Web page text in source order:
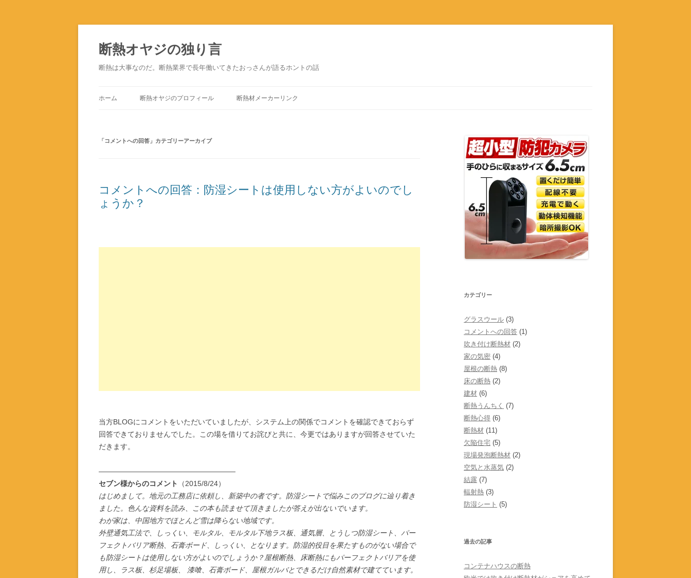
断熱オヤジの独り言
断熱は大事なのだ。断熱業界で長年働いてきたおっさんが語るホントの話
ホーム 断熱オヤジのプロフィール 断熱材メーカーリンク
「コメントへの回答 」カテゴリーアーカイブ
コメントへの回答：防湿シートは使用しない方がよいのでし
ょうか？
当方BLOGにコメントをいただいていましたが、システム上の関係でコメントを確認できておらず
回答できておりませんでした。この場を借りてお詫びと共に、今更ではありますが回答させていた
だきます。
———————————————————
セブン様からのコメント
（2015/8/24）
はじめまして。地元の工務店に依頼し、新築中の者です。防湿シートで悩みこのブログに辿り着き
ました。色んな資料を読み、この本も読ませて頂きましたが答えが出ないでいます。
わが家は、中国地方でほとんど雪は降らない地域です。
外壁通気工法で、しっくい、モルタル、モルタル下地ラス板、通気層、とうしつ防湿シート、パー
フェクトバリア断熱、石膏ボード、しっくい、となります。防湿的役目を果たすものがない場合で
も防湿シートは使用しない方がよいのでしょうか？屋根断熱、床断熱にもパーフェクトバリアを使
用し、ラス板、杉足場板、 漆喰、石膏ボード、屋根ガルバとできるだけ自然素材で建てています。
カテゴリー
グラスウール (3)
コメントへの回答 (1)
吹き付け断熱材 (2)
家の気密 (4)
屋根の断熱 (8)
床の断熱 (2)
建材 (6)
断熱うんちく (7)
断熱心得 (6)
断熱材 (11)
欠陥住宅 (5)
現場発泡断熱材 (2)
空気と水蒸気 (2)
結露 (7)
輻射熱 (3)
防湿シート (5)
過去の記事
コンテナハウスの断熱